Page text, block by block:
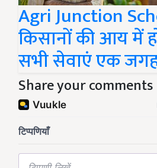
Agri Junction
किसानों की आय में
सभी सेवाएं एक
Share your comments